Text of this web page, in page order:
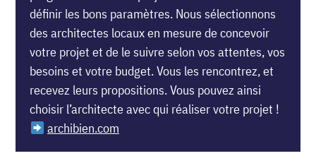
définir les bons paramètres. Nous sélectionnons
des architectes locaux en mesure de concevoir
votre projet et de le suivre selon vos attentes, vos
besoins et votre budget. Vous les rencontrez, et
recevez leurs propositions. Vous pouvez ainsi
choisir l’architecte avec qui réaliser votre projet !
archibien.com